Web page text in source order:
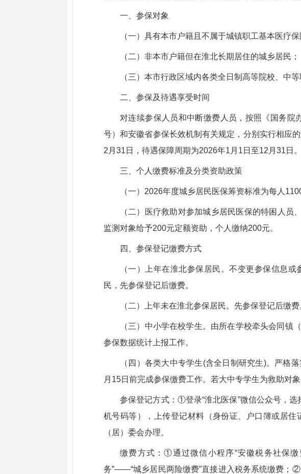
一、参保对象
（一）具有本市户籍且不属于城镇职工基本医疗
（二）非本市户籍但在淮北长期居住的城乡居民；
（三）本市行政区域内各类全日制高等院校、中
二、参保及待遇享受时间
对连续参保人员和中断缴费人员，按照《国务
号）和安徽省参保长效机制有关规定，分别实行相应
2月31日，待遇保障周期为2026年1月1日至12月31日
三、个人缴费标准及分类资助政策
（一）2026年度城乡居民医保筹资标准为每人
（二）医疗救助对参加城乡居民医保的特困人
监测对象给予200元定额资助，个人缴纳200元。
四、参保登记缴费方式
（一）上年在淮北参保居民。不变更参保信息
民，先参保登记后缴费。
（二）上年未在淮北参保居民。先参保登记后缴费
（三）中小学在校学生。由所在学校牵头会同镇
参保数据统计上报工作。
（四）各类大中专学生(含全日制研究生)。严格
月15日前完成参保缴费工作。若大中专学生为救助对
参保登记方式：①登录“淮北医保”微信公众号，
机号码等），上传登记材料（身份证、户口簿或居
（居）委会办理。
缴费方式：①通过微信小程序“安徽税务社保缴
务”——“城乡居民两险缴费”直接进入税务系统缴费；②